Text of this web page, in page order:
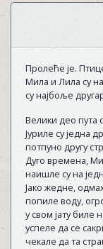
Пролеће је.
Мила и Лила су
су најбоље
Велики део пута
Јуриле су једна
потпуно другу
Дуго времена,
наишле су на
Јако жедне,
попиле воду,
у свом јату биле
успеле да се
чекале да та